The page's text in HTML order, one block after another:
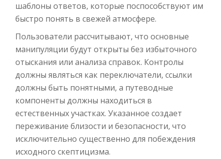
шаблоны ответов, которые поспособствуют им
быстро понять в свежей атмосфере.
Пользователи рассчитывают, что основные
манипуляции будут открыты без избыточного
отыскания или анализа справок. Контролы
должны являться как переключатели, ссылки
должны быть понятными, а путеводные
компоненты должны находиться в
естественных участках. Указанное создает
переживание близости и безопасности, что
исключительно существенно для побеждения
исходного скептицизма.